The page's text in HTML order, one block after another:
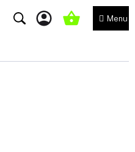
NÁKUPNÍ